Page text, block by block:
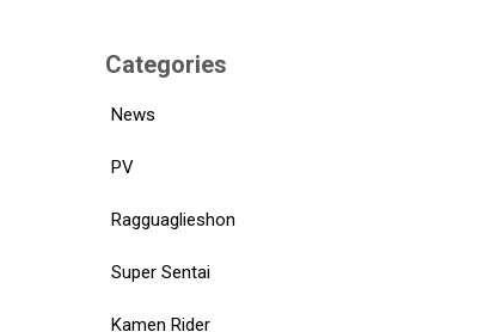
Categories
News
PV
Ragguaglieshon
Super Sentai
Kamen Rider